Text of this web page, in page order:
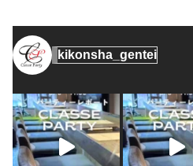
kikonsha_gentei